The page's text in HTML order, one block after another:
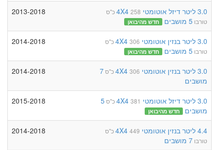
3.0 ליטר דיזל אוטומטי 4X4 258 כ"ס
טורבו 5 מושבים חדש מהיבואן
2013-2018
3.0 ליטר בנזין אוטומטי 4X4 306 כ"ס
טורבו 5 מושבים חדש מהיבואן
2014-2018
3.0 ליטר בנזין אוטומטי 4X4 306 כ"ס
7
מושבים
2014-2018
3.0 ליטר דיזל אוטומטי 4X4 381 כ"ס
5
מושבים
חדש מהיבואן
2015-2018
4.4 ליטר בנזין אוטומטי 4X4 449 כ"ס
טורבו 7 מושבים
2014-2018